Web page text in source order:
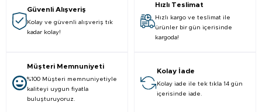
Güvenli Alışveriş
Kolay ve güvenli alışveriş tık
kadar kolay!
Hızlı Teslimat
Hızlı kargo ve teslimat ile
ürünler bir gün içerisinde
kargoda!
Müşteri Memnuniyeti
%100 Müşteri memnuniyetiyle
kaliteyi uygun fiyatla
buluşturuyoruz.
Kolay İade
Kolay iade ile tek tıkla 14 gün
içerisinde iade.